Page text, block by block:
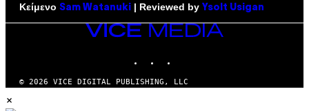
Κείμενο Sam Watanuki | Reviewed by Ysolt Usigan
VICE
MEDIA
© 2026 VICE DIGITAL PUBLISHING, LLC
×